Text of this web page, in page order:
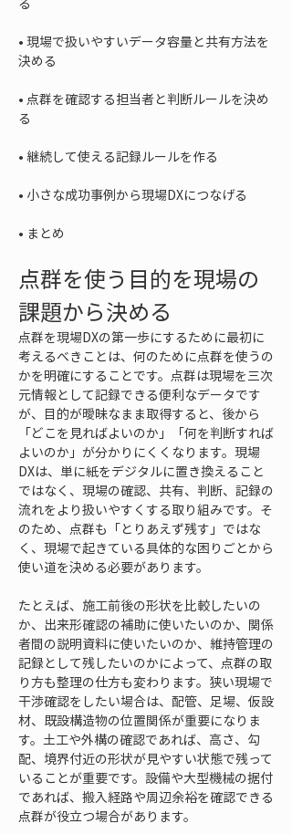
• 現場で扱いやすいデータ容量と共有方法を
• 点群を確認する担当者と判断ルールを決め
•
•
• まとめ
点群を使う目的を現場の
課題から決める
点群を現場DXの第一歩にするために最初に
考えるべきことは、何のために点群を使うの
かを明確にすることです。点群は現場を三次
元情報として記録できる便利なデータです
が、目的が曖昧なまま取得すると、後から
「どこを見ればよいのか」「何を判断すれば
よいのか」が分かりにくくなります。現場
DXは、単に紙をデジタルに置き換えること
ではなく、現場の確認、共有、判断、記録の
流れをより扱いやすくする取り組みです。そ
のため、点群も「とりあえず残す」ではな
く、現場で起きている具体的な困りごとから
使い道を決める必要があります。
たとえば、施工前後の形状を比較したいの
か、出来形確認の補助に使いたいのか、関係
者間の説明資料に使いたいのか、維持管理の
記録として残したいのかによって、点群の取
り方も整理の仕方も変わります。狭い現場で
干渉確認をしたい場合は、配管、足場、仮設
材、既設構造物の位置関係が重要になりま
す。土工や外構の確認であれば、高さ、勾
配、境界付近の形状が見やすい状態で残って
いることが重要です。設備や大型機械の据付
であれば、搬入経路や周辺余裕を確認できる
点群が役立つ場合があります。